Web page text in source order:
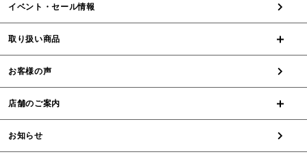
イベント・セール情報
取り扱い商品
お客様の声
店舗のご案内
お知らせ